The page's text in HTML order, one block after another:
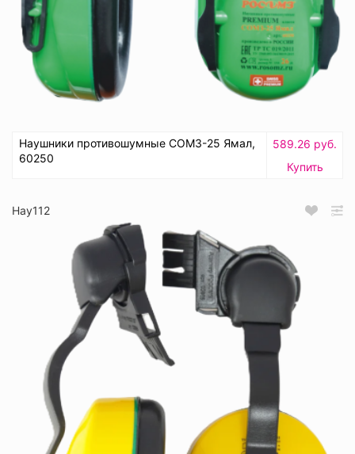
Наушники противошумные СОМЗ-25 Ямал,
60250
589.26 руб.
Купить
Нау112